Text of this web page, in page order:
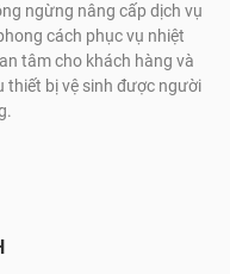
ngừng nâng cấp dịch vụ
cách phục vụ nhiệt
tâm cho khách hàng và
thiết bị vệ sinh được người